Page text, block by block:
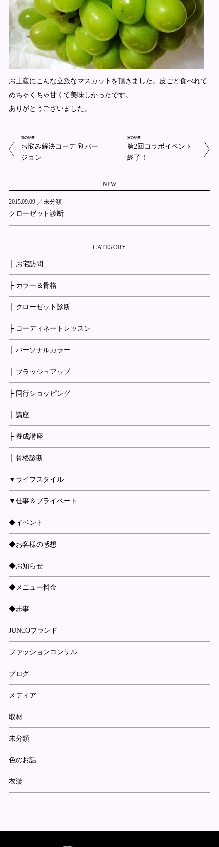
お土産にこんな立派なマスカットを頂きました。皮ごと食べれて
めちゃくちゃ甘くて美味しかったです。
ありがとうございました。
前の記事
お悩み解決コーデ 別バー
ジョン
次の記事
第2回コラボイベント
終了！
NEW
2015.09.09 ／ 未分類
クローゼット診断
CATEGORY
├ お宅訪問
├ カラー＆骨格
├ クローゼット診断
├ コーディネートレッスン
├ パーソナルカラー
├ ブラッシュアップ
├ 同行ショッピング
├ 講座
├ 養成講座
├ 骨格診断
▼ライフスタイル
▼仕事＆プライベート
◆イベント
◆お客様の感想
◆お知らせ
◆メニュー料金
◆志事
JUNCOブランド
ファッションコンサル
ブログ
メディア
取材
未分類
色のお話
衣装